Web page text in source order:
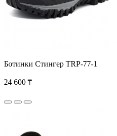
Ботинки Стингер TRP-77-1
24 600 ₸